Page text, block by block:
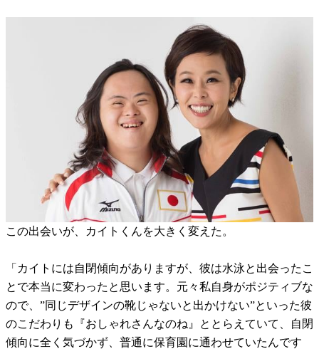
この出会いが、カイトくんを大きく変えた。
「カイトには自閉傾向がありますが、彼は水泳と出会ったこ
とで本当に変わったと思います。元々私自身がポジティブな
ので、”同じデザインの靴じゃないと出かけない”といった彼
のこだわりも『おしゃれさんなのね』ととらえていて、自閉
傾向に全く気づかず、普通に保育園に通わせていたんです